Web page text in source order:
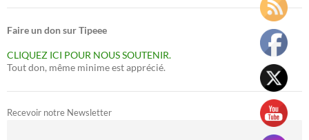
Faire un don sur Tipeee
CLIQUEZ ICI POUR NOUS SOUTENIR.
Tout don, même minime est apprécié.
Recevoir notre Newsletter